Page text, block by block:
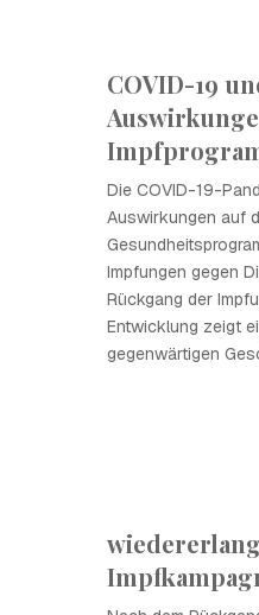
COVID-19
Die COVID-19-
Auswirkungen auf
Impfungen gegen
Rückgang der
Entwicklung zeigt
gegenwärtigen